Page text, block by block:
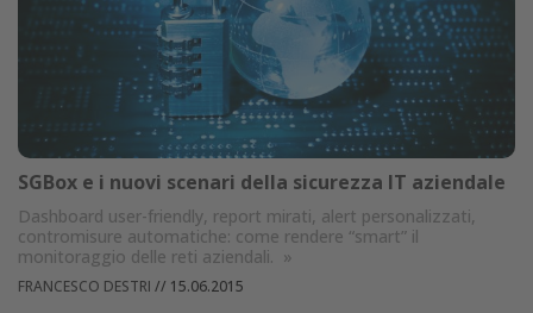
SGBox e i nuovi scenari della sicurezza IT aziendale
Dashboard user-friendly, report mirati, alert personalizzati,
contromisure automatiche: come rendere “smart” il
monitoraggio delle reti aziendali. »
FRANCESCO DESTRI // 15.06.2015